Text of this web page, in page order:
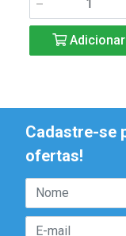
Adicionar
Cadastre-se
ofertas!